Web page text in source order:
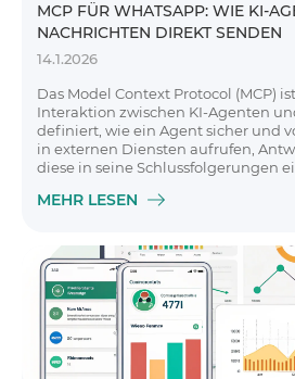
MCP FÜR WHATSAPP: WIE KI-
NACHRICHTEN DIREKT SENDEN
14.1.2026
Das Model Context Protocol (MCP)
Interaktion zwischen KI-Agenten
definiert, wie ein Agent sicher und
in externen Diensten aufrufen,
diese in seine Schlussfolgerungen
MEHR LESEN